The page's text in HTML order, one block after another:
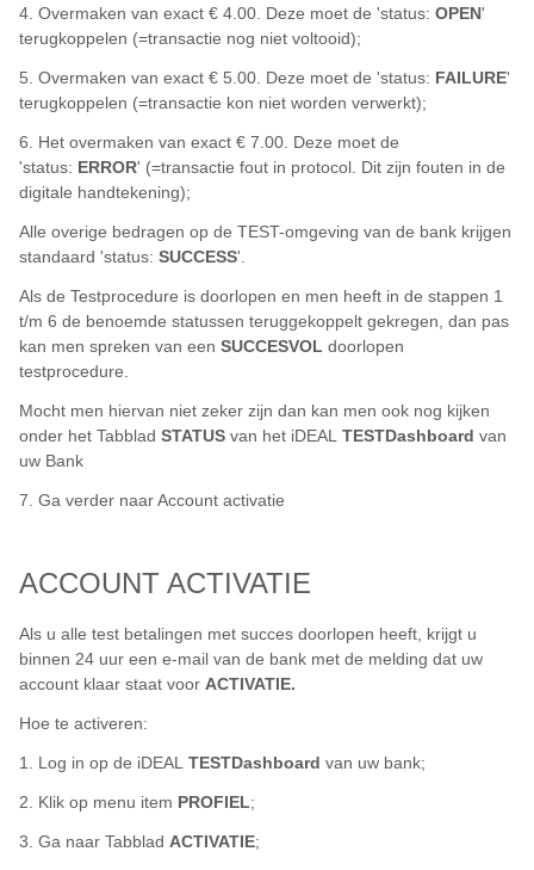
4. Overmaken van exact € 4.00. Deze moet de 'status: OPEN'
terugkoppelen (=transactie nog niet voltooid);
5. Overmaken van exact € 5.00. Deze moet de 'status: FAILURE'
terugkoppelen (=transactie kon niet worden verwerkt);
6. Het overmaken van exact € 7.00. Deze moet de
'status: ERROR' (=transactie fout in protocol. Dit zijn fouten in de
digitale handtekening);
Alle overige bedragen op de TEST-omgeving van de bank krijgen
standaard 'status: SUCCESS'.
Als de Testprocedure is doorlopen en men heeft in de stappen 1
t/m 6 de benoemde statussen teruggekoppelt gekregen, dan pas
kan men spreken van een SUCCESVOL doorlopen
testprocedure.
Mocht men hiervan niet zeker zijn dan kan men ook nog kijken
onder het Tabblad STATUS van het iDEAL TESTDashboard van
uw Bank
7. Ga verder naar Account activatie
ACCOUNT ACTIVATIE
Als u alle test betalingen met succes doorlopen heeft, krijgt u
binnen 24 uur een e-mail van de bank met de melding dat uw
account klaar staat voor ACTIVATIE.
Hoe te activeren:
1. Log in op de iDEAL TESTDashboard van uw bank;
2. Klik op menu item PROFIEL;
3. Ga naar Tabblad ACTIVATIE;